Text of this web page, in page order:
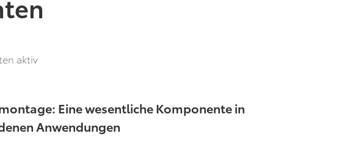
aktiv
Eine wesentliche Komponente in
Anwendungen